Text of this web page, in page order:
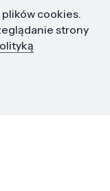
plików cookies.
strony